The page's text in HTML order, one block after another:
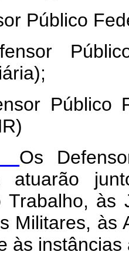
Público
Público
Os
atuarão
Trabalho, às
Militares, às
às